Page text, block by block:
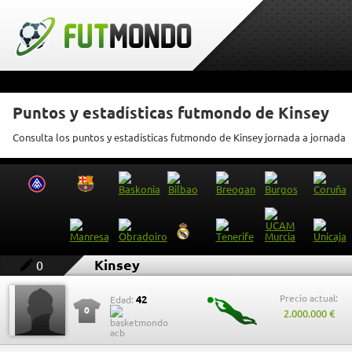
Puntos y estadísticas futmondo de Kinsey
Consulta los puntos y estadísticas futmondo de Kinsey jornada a jornada
0 Kinsey
0
Edad: 42 Precio actual:
2.000.000 €